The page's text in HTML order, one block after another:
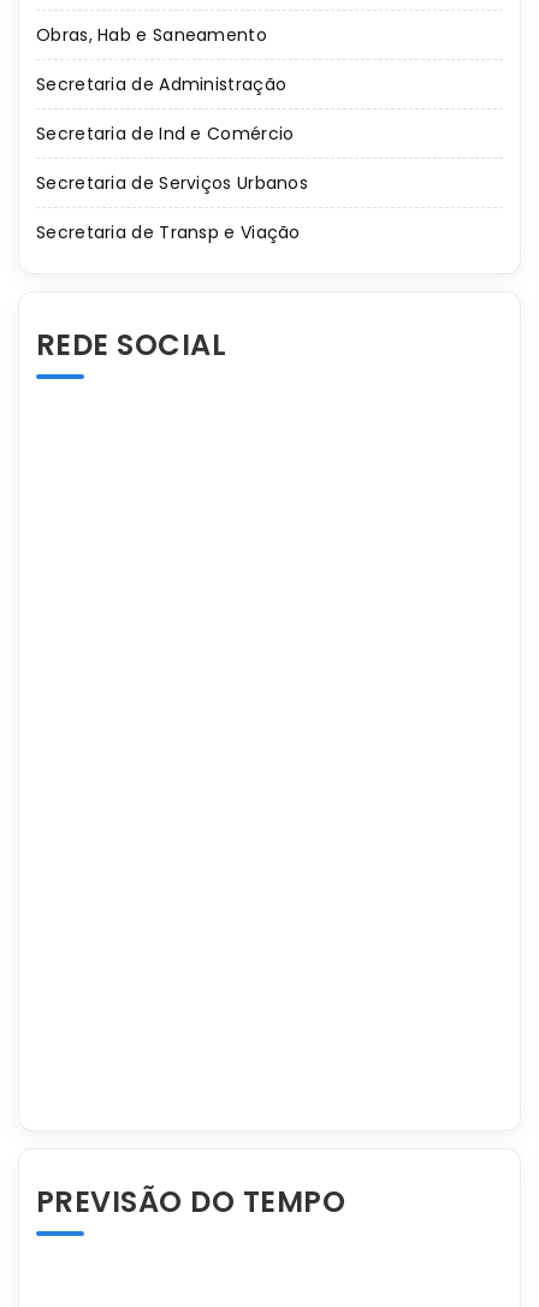
Obras, Hab e Saneamento
Secretaria de Administração
Secretaria de Ind e Comércio
Secretaria de Serviços Urbanos
Secretaria de Transp e Viação
REDE SOCIAL
PREVISÃO DO TEMPO